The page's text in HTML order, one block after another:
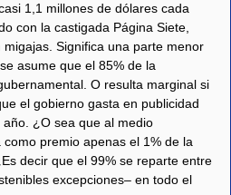
1,1 millones de dólares cada
con la castigada Página Siete,
Significa una parte menor
asume que el 85% de la
O resulta marginal si
el gobierno gasta en publicidad
¿O sea que al medio
premio apenas el 1% de la
decir que el 99% se reparte entre
excepciones– en todo el